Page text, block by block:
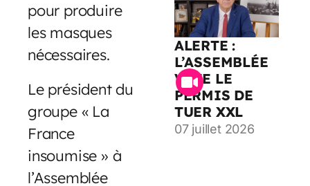
pour produire
les masques
nécessaires.
Le président du
groupe « La
France
insoumise » à
l’Assemblée
ALERTE :
L’ASSEMBLÉE
VOTE LE
PERMIS DE
TUER XXL
07 juillet 2026